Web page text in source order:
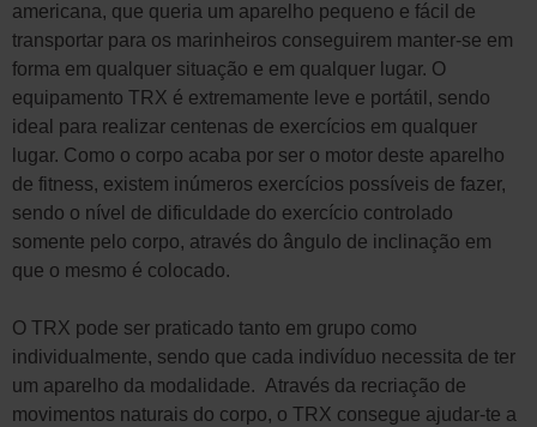
americana, que queria um aparelho pequeno e fácil de
transportar para os marinheiros conseguirem manter-se em
forma em qualquer situação e em qualquer lugar. O
equipamento TRX é extremamente leve e portátil, sendo
ideal para realizar centenas de exercícios em qualquer
lugar. Como o corpo acaba por ser o motor deste aparelho
de fitness, existem inúmeros exercícios possíveis de fazer,
sendo o nível de dificuldade do exercício controlado
somente pelo corpo, através do ângulo de inclinação em
que o mesmo é colocado.
O TRX pode ser praticado tanto em grupo como
individualmente, sendo que cada indivíduo necessita de ter
um aparelho da modalidade. Através da recriação de
movimentos naturais do corpo, o TRX consegue ajudar-te a